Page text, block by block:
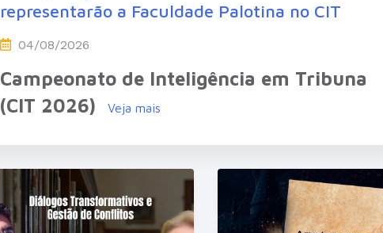
representarão a Faculdade Palotina no CIT
04/08/2026
Campeonato de Inteligência em Tribuna
(CIT 2026)
Veja mais